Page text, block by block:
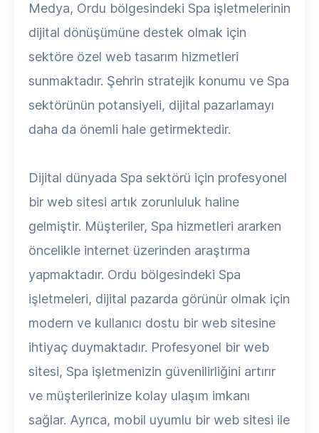
Medya, Ordu bölgesindeki Spa işletmelerinin
dijital dönüşümüne destek olmak için
sektöre özel web tasarım hizmetleri
sunmaktadır. Şehrin stratejik konumu ve Spa
sektörünün potansiyeli, dijital pazarlamayı
daha da önemli hale getirmektedir.
Dijital dünyada Spa sektörü için profesyonel
bir web sitesi artık zorunluluk haline
gelmiştir. Müşteriler, Spa hizmetleri ararken
öncelikle internet üzerinden araştırma
yapmaktadır. Ordu bölgesindeki Spa
işletmeleri, dijital pazarda görünür olmak için
modern ve kullanıcı dostu bir web sitesine
ihtiyaç duymaktadır. Profesyonel bir web
sitesi, Spa işletmenizin güvenilirliğini artırır
ve müşterilerinize kolay ulaşım imkanı
sağlar. Ayrıca, mobil uyumlu bir web sitesi ile